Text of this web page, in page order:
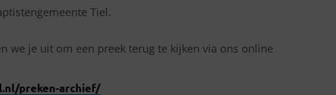
Tiel.
we je uit om een preek terug te kijken via ons online
preken-archief/